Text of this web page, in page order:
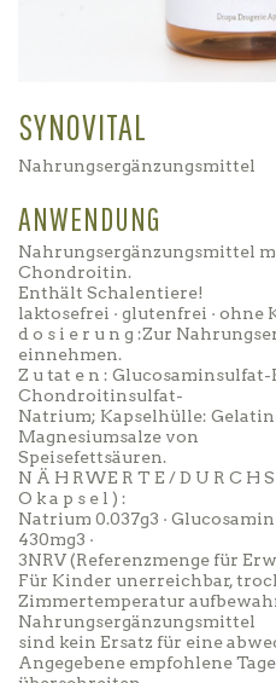
SYNOVITAL
Nahrungsergänzungsmittel
ANWENDUNG
Nahrungsergänzungsmittel
Chondroitin.
Enthält Schalentiere!
laktosefrei · glutenfrei ·
d o s i e r u n g :Zur
einnehmen.
Z u tat e n :
Chondroitinsulfat-
Natrium; Kapselhülle:
Magnesiumsalze von
Speisefettsäuren.
N Ä H RWE R T E / D U R C H
O k a p s e l ) :
Natrium 0.037g3 ·
430mg3 ·
3NRV (Referenzmenge für
Für Kinder unerreichbar,
Zimmertemperatur
Nahrungsergänzungsmittel
sind kein Ersatz für eine
Angegebene empfohlene